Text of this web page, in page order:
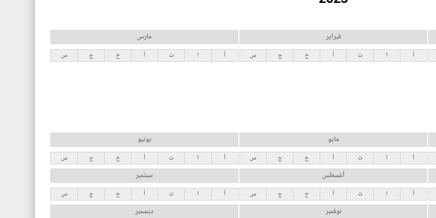
فبراير
أ ا ث أ خ ج س
مارس
أ ا ث أ خ ج س
مايو
أ ا ث أ خ ج س
يونيو
أ ا ث أ خ ج س
أغسطس
أ ا ث أ خ ج س
سبتمبر
أ ا ث أ خ ج س
نوفمبر ديسمبر